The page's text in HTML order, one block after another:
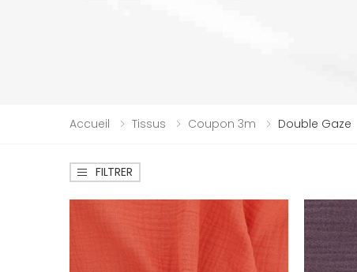
Accueil Tissus Coupon 3m Double Gaze
FILTRER